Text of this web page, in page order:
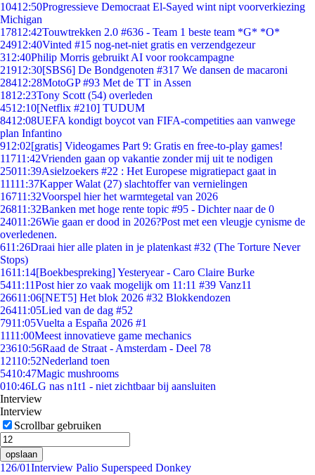
10412:50Progressieve Democraat El-Sayed wint nipt voorverkiezing
Michigan
17812:42Touwtrekken 2.0 #636 - Team 1 beste team *G* *O*
24912:40Vinted #15 nog-net-niet gratis en verzendgezeur
312:40Philip Morris gebruikt AI voor rookcampagne
21912:30[SBS6] De Bondgenoten #317 We dansen de macaroni
28412:28MotoGP #93 Met de TT in Assen
1812:23Tony Scott (54) overleden
4512:10[Netflix #210] TUDUM
8412:08UEFA kondigt boycot van FIFA-competities aan vanwege
plan Infantino
912:02[gratis] Videogames Part 9: Gratis en free-to-play games!
11711:42Vrienden gaan op vakantie zonder mij uit te nodigen
25011:39Asielzoekers #22 : Het Europese migratiepact gaat in
11111:37Kapper Walat (27) slachtoffer van vernielingen
16711:32Voorspel hier het warmtegetal van 2026
26811:32Banken met hoge rente topic #95 - Dichter naar de 0
24011:26Wie gaan er dood in 2026?Post met een vleugje cynisme de
overledenen.
611:26Draai hier alle platen in je platenkast #32 (The Torture Never
Stops)
1611:14[Boekbespreking] Yesteryear - Caro Claire Burke
5411:11Post hier zo vaak mogelijk om 11:11 #39 Vanz11
26611:06[NET5] Het blok 2026 #32 Blokkendozen
26411:05Lied van de dag #52
7911:05Vuelta a España 2026 #1
1111:00Meest innovatieve game mechanics
23610:56Raad de Straat - Amsterdam - Deel 78
12110:52Nederland toen
5410:47Magic mushrooms
010:46LG nas n1t1 - niet zichtbaar bij aansluiten
Interview
Interview
Scrollbar gebruiken
opslaan
1 26/01Interview Palio Superspeed Donkey